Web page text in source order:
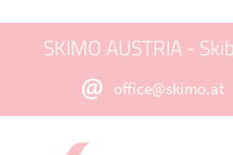
SKIMO AUSTRIA -
office@skimo.at